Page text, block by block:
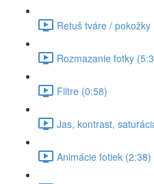
Retuš tváre / pokožky
Rozmazanie fotky
Filtre (0:58)
Jas, kontrast,
Animácie fotiek (2:38)